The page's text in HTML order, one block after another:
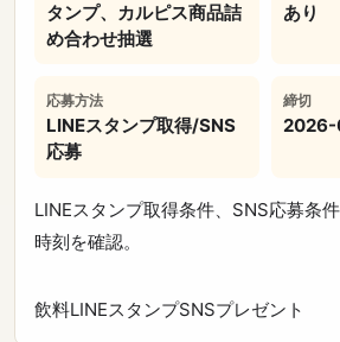
タンプ、カルピス商品詰
め合わせ抽選
あり
応募方法
LINEスタンプ取得/SNS
応募
締切
LINEスタンプ取得条件、SNS応募条
時刻を確認。
飲料LINEスタンプSNSプレゼント